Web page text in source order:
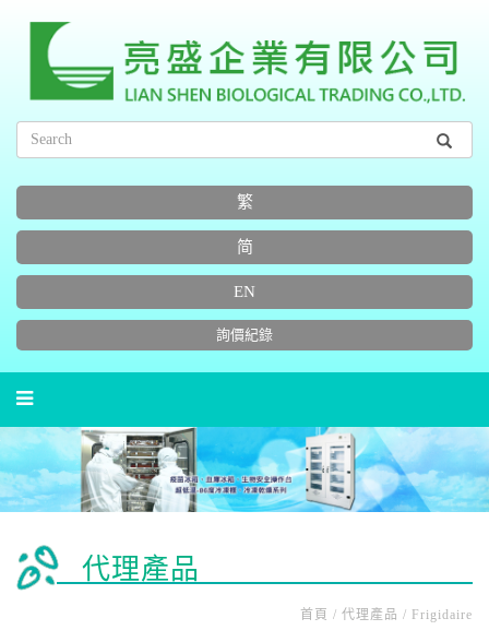
繁
简
EN
詢價紀錄
代理產品
首頁 / 代理產品 / Frigidaire